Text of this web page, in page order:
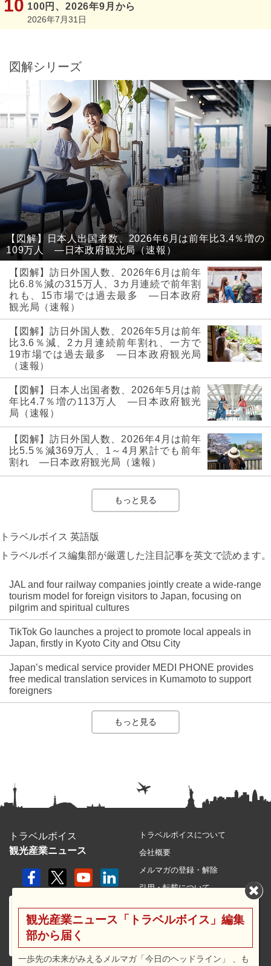
100円、2026年9月から
2026年7月31日
図解シリーズ
【図解】日本人出国者数、2026年6月は前年比3.4％増の
109万人 ―日本政府観光局（速報）
【図解】訪日外国人数、2026年6月は前年
比6.8％減の315万人、3カ月連続で前年割
れも、15市場では過去最多 ―日本政府
観光局（速報）
【図解】訪日外国人数、2026年5月は前年
比3.6％減、2カ月連続前年割れ、一方で
19市場では過去最多 ―日本政府観光局
（速報）
【図解】日本人出国者数、2026年5月は前
年比4.7％増の113万人 ―日本政府観光
局（速報）
【図解】訪日外国人数、2026年4月は前年
比5.5％減369万人、1～4月累計でも前年
割れ ―日本政府観光局（速報）
もっと見る
トラベルボイス 英語版
トラベルボイス編集部が厳選した注目記事を英文で読めます。
JAL and four railway companies jointly create a wide-range
tourism model for foreign visitors to Japan, focusing on
pilgrim and spiritual cultures
TikTok Go launches a project to promote local appeals in
Japan, firstly in Kyoto City and Otsu City
Japan’s medical service provider MEDI PHONE provides
free medical translation services in Kumamoto to support
foreigners
もっと見る
トラベルボイス
観光産業ニュース
トラベルボイスについて
会社概要
メルマガの登録・解除
引用・転載について
利用規約
広告メニュー・料金
観光産業ニュース「トラベルボイス」編集
部から届く
一歩先の未来がみえるメルマガ「今日のヘッドライン」 、も